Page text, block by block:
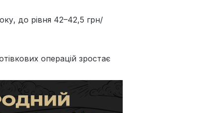
до рівня 42–42,5 грн/
операцій зростає